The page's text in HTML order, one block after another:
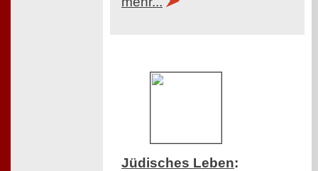
Jüdisches Leben: